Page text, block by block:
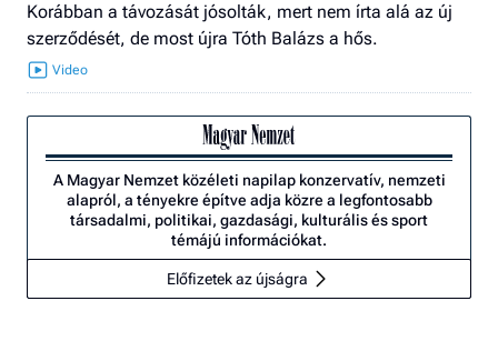
Korábban a távozását jósolták, mert nem írta alá az új
szerződését, de most újra Tóth Balázs a hős.
A Magyar Nemzet közéleti napilap konzervatív, nemzeti
alapról, a tényekre építve adja közre a legfontosabb
társadalmi, politikai, gazdasági, kulturális és sport
témájú információkat.
Előfizetek az újságra